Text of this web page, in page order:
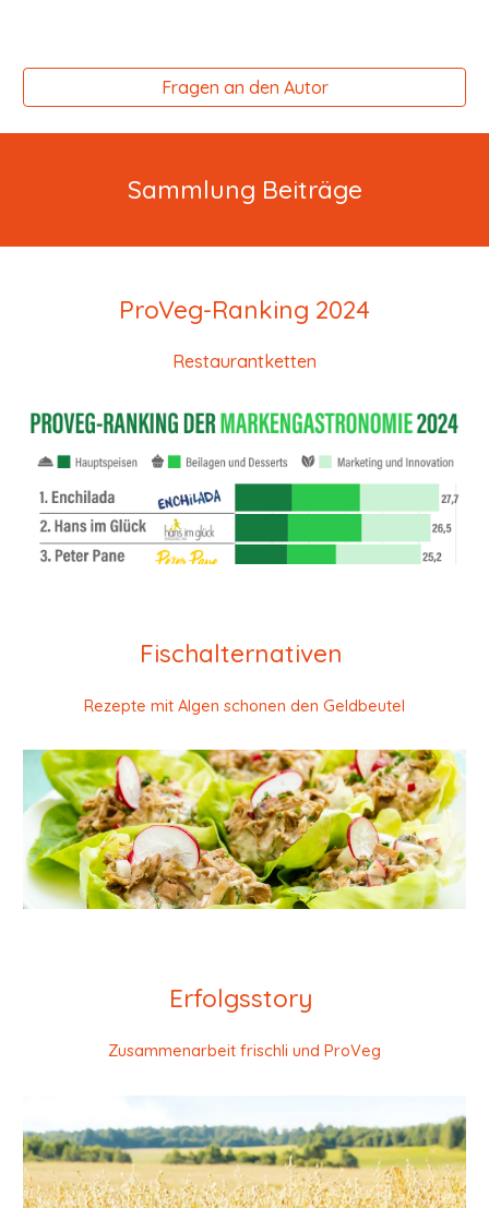
Fragen an den Autor
Sammlung Beiträge
ProVeg-Ranking 2024
Restaurantketten
Fischalternativen
Rezepte mit Algen schonen den Geldbeutel
Erfolgsstory
Zusammenarbeit frischli und ProVeg